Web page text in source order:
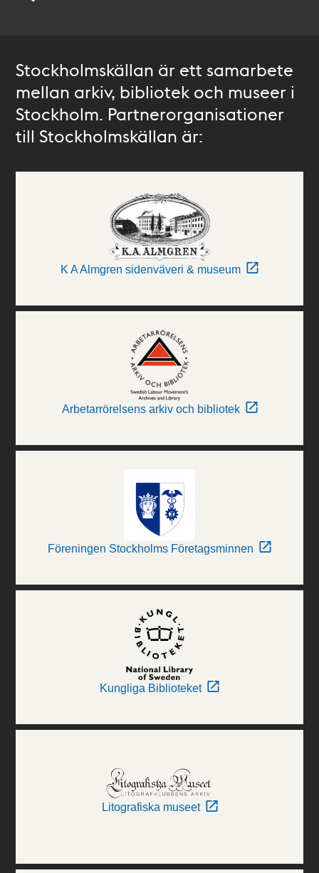
Stockholmskällan är ett samarbete
mellan arkiv, bibliotek och museer i
Stockholm. Partnerorganisationer
till Stockholmskällan är:
K A Almgren sidenväveri & museum
Arbetarrörelsens arkiv och bibliotek
Föreningen Stockholms Företagsminnen
Kungliga Biblioteket
Litografiska museet